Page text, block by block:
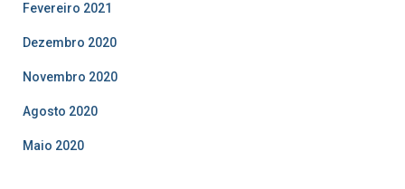
Fevereiro 2021
Dezembro 2020
Novembro 2020
Agosto 2020
Maio 2020